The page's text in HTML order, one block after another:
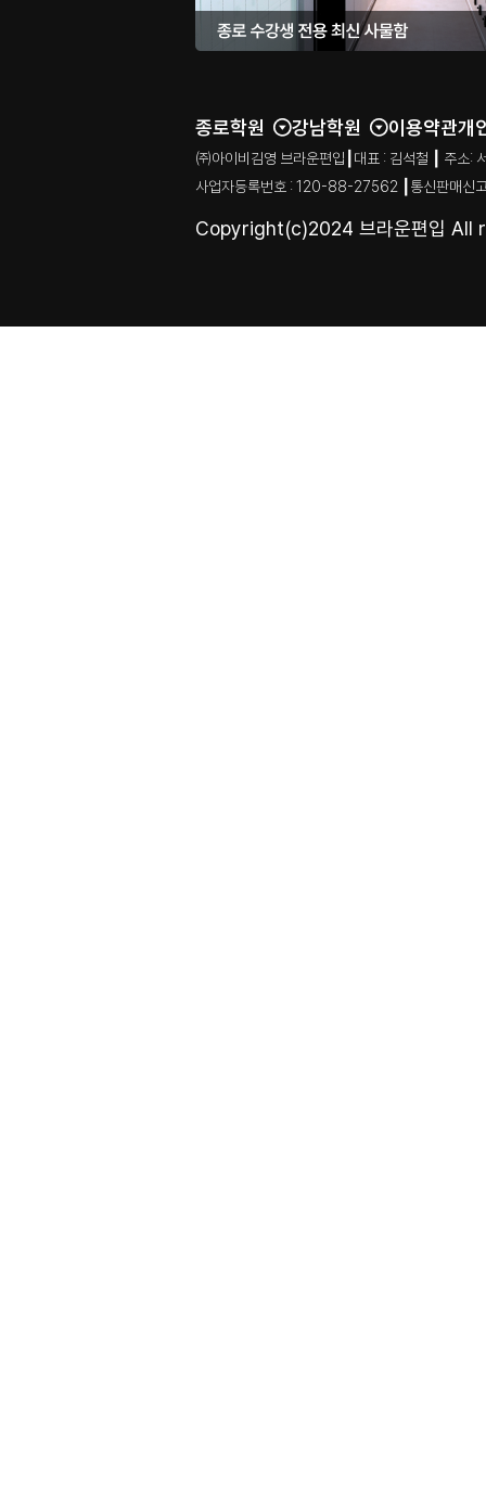
종로학원 강남학원 이용약관개
㈜아이비김영 브라운편입┃대표 : 김석철 ┃ 주
사업자등록번호 : 120-88-27562 ┃통신판매신
Copyright(c)2024 브라운편입